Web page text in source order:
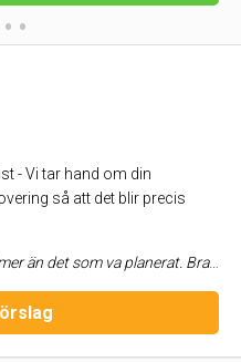
• •
- Vi tar hand om din
så att det blir precis
Bra att göra med. Hjälpsamma toppen. Från start till mål